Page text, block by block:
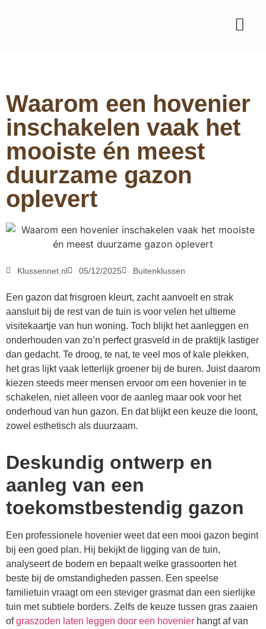
Waarom een hovenier
inschakelen vaak het
mooiste én meest
duurzame gazon
oplevert
Klussennet.nl 05/12/2025 Buitenklussen
Een gazon dat frisgroen kleurt, zacht aanvoelt en strak
aansluit bij de rest van de tuin is voor velen het ultieme
visitekaartje van hun woning. Toch blijkt het aanleggen en
onderhouden van zo’n perfect grasveld in de praktijk lastiger
dan gedacht. Te droog, te nat, te veel mos of kale plekken,
het gras lijkt vaak letterlijk groener bij de buren. Juist daarom
kiezen steeds meer mensen ervoor om een hovenier in te
schakelen, niet alleen voor de aanleg maar ook voor het
onderhoud van hun gazon. En dat blijkt een keuze die loont,
zowel esthetisch als duurzaam.
Deskundig ontwerp en
aanleg van een
toekomstbestendig gazon
Een professionele hovenier weet dat een mooi gazon begint
bij een goed plan. Hij bekijkt de ligging van de tuin,
analyseert de bodem en bepaalt welke grassoorten het
beste bij de omstandigheden passen. Een speelse
familietuin vraagt om een steviger grasmat dan een sierlijke
tuin met subtiele borders. Zelfs de keuze tussen gras zaaien
ofgraszoden laten leggen door een hovenier hangt af van